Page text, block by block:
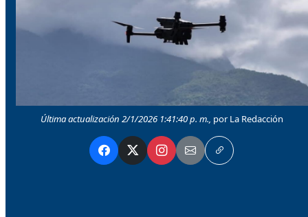
Última actualización 2/1/2026 1:41:40 p. m., por La Redacción